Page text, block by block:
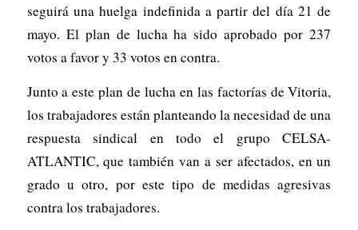
seguirá una huelga indefinida a partir del día 21 de
mayo. El plan de lucha ha sido aprobado por 237
votos a favor y 33 votos en contra.
Junto a este plan de lucha en las factorías de Vitoria,
los trabajadores están planteando la necesidad de una
respuesta sindical en todo el grupo CELSA-
ATLANTIC, que también van a ser afectados, en un
grado u otro, por este tipo de medidas agresivas
contra los trabajadores.